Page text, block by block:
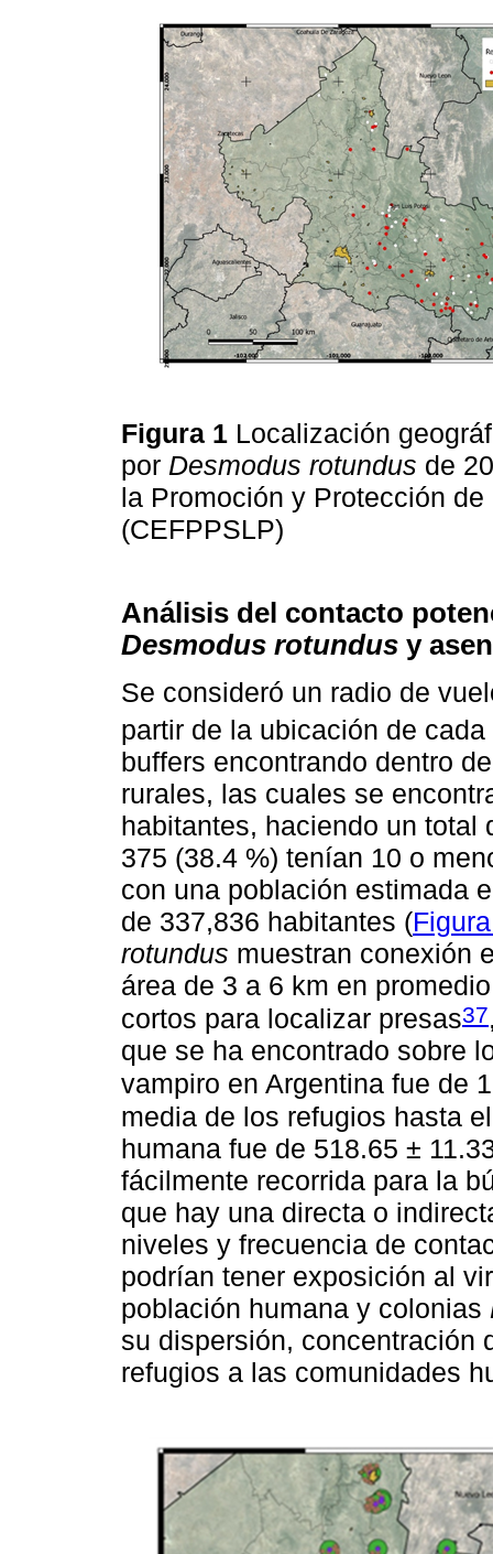
Figura 1 Localización
por Desmodus rotundus de
la Promoción y Protección
(CEFPPSLP)
Análisis del contacto
Desmodus rotundus y
Se consideró un radio de
partir de la ubicación de cada
buffers encontrando dentro
rurales, las cuales se
habitantes, haciendo un total
375 (38.4 %) tenían 10 o
con una población estimada
de 337,836 habitantes (
rotundus muestran conexión
área de 3 a 6 km en
cortos para localizar presas37
que se ha encontrado sobre
vampiro en Argentina fue de
media de los refugios hasta
humana fue de 518.65 ±
fácilmente recorrida para la
que hay una directa o
niveles y frecuencia de
podrían tener exposición al
población humana y colonias
su dispersión, concentración
refugios a las comunidades